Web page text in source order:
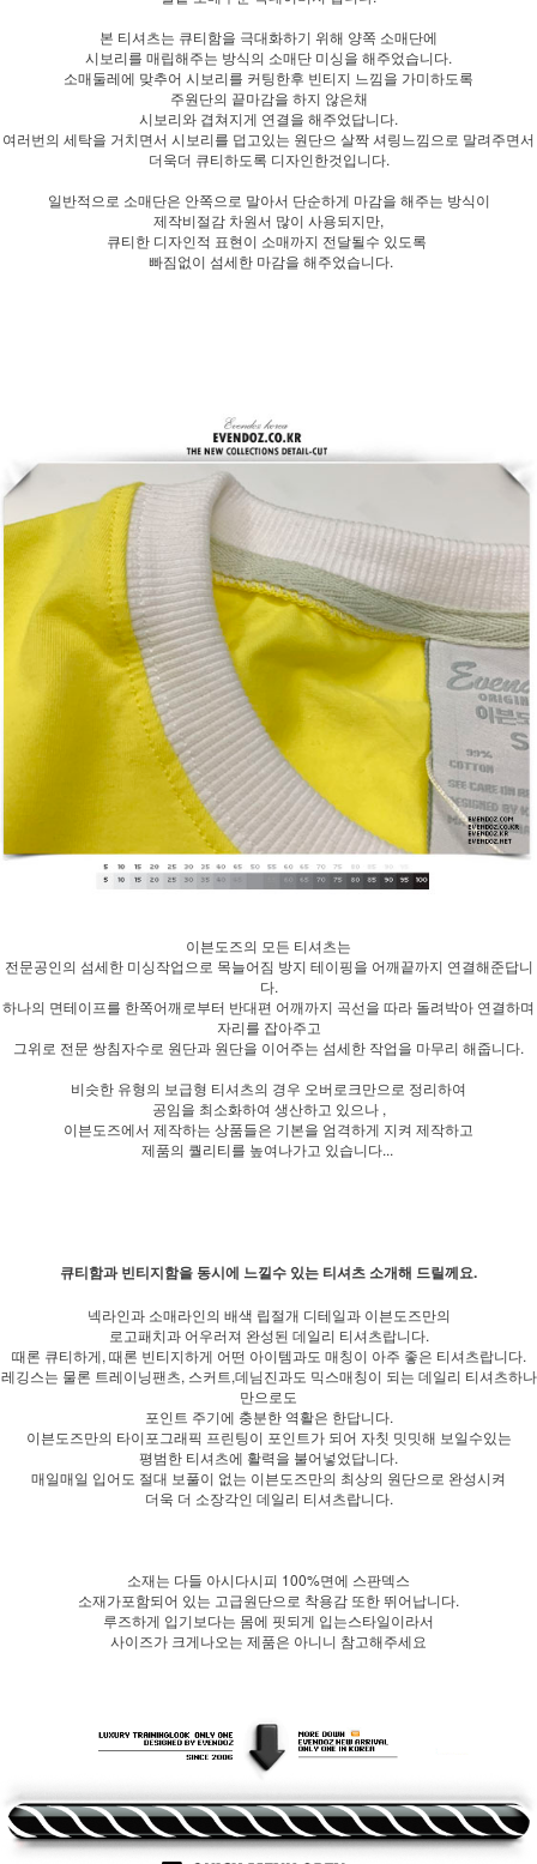
본 티셔츠는 큐티함을 극대화하기 위해 양쪽 소매단에
시보리를 매립해주는 방식의 소매단 미싱을 해주었습니다.
소매둘레에 맞추어 시보리를 커팅한후 빈티지 느낌을 가미하도록
주원단의 끝마감을 하지 않은채
시보리와 겹쳐지게 연결을 해주었답니다.
여러번의 세탁을 거치면서 시보리를 덥고있는 원단으 살짝 셔링느낌으로 말려주면서
더욱더 큐티하도록 디자인한것입니다.
일반적으로 소매단은 안쪽으로 말아서 단순하게 마감을 해주는 방식이
제작비절감 차원서 많이 사용되지만,
큐티한 디자인적 표현이 소매까지 전달될수 있도록
빠짐없이 섬세한 마감을 해주었습니다.
이븐도즈의 모든 티셔츠는
전문공인의 섬세한 미싱작업으로 목늘어짐 방지 테이핑을 어깨끝까지 연결해준답니
다.
하나의 면테이프를 한쪽어깨로부터 반대편 어깨까지 곡선을 따라 돌려박아 연결하며
자리를 잡아주고
그위로 전문 쌍침자수로 원단과 원단을 이어주는 섬세한 작업을 마무리 해줍니다.
비슷한 유형의 보급형 티셔츠의 경우 오버로크만으로 정리하여
공임을 최소화하여 생산하고 있으나 ,
이븐도즈에서 제작하는 상품들은 기본을 엄격하게 지켜 제작하고
제품의 퀄리티를 높여나가고 있습니다...
큐티함과 빈티지함을 동시에 느낄수 있는 티셔츠 소개해 드릴께요.
넥라인과 소매라인의 배색 립절개 디테일과 이븐도즈만의
로고패치과 어우러져 완성된 데일리 티셔츠랍니다.
때론 큐티하게, 때론 빈티지하게 어떤 아이템과도 매칭이 아주 좋은 티셔츠랍니다.
레깅스는 물론 트레이닝팬츠, 스커트,데님진과도 믹스매칭이 되는 데일리 티셔츠하나
만으로도
포인트 주기에 충분한 역활은 한답니다.
이븐도즈만의 타이포그래픽 프린팅이 포인트가 되어 자칫 밋밋해 보일수있는
평범한 티셔츠에 활력을 불어넣었답니다.
매일매일 입어도 절대 보풀이 없는 이븐도즈만의 최상의 원단으로 완성시켜
더욱 더 소장각인 데일리 티셔츠랍니다.
소재는 다들 아시다시피 100%면에 스판덱스
소재가포함되어 있는 고급원단으로 착용감 또한 뛰어납니다.
루즈하게 입기보다는 몸에 핏되게 입는스타일이라서
사이즈가 크게나오는 제품은 아니니 참고해주세요